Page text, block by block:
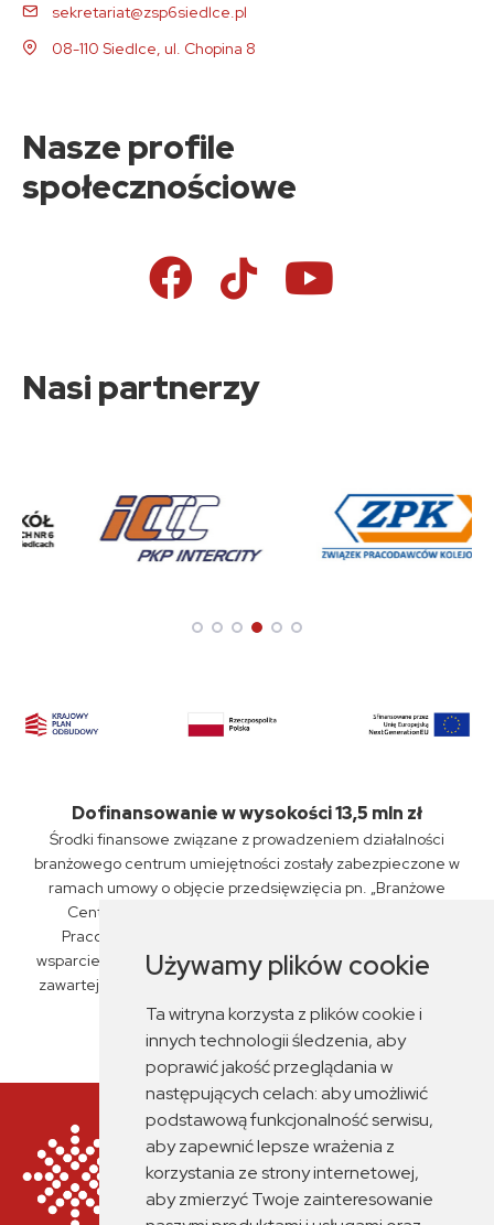
Używamy plików cookie
Ta witryna korzysta z plików cookie i
innych technologii śledzenia, aby
poprawić jakość przeglądania w
następujących celach:aby umożliwić
podstawową funkcjonalność serwisu,
aby zapewnić lepsze wrażenia z
korzystania ze strony internetowej,
aby zmierzyć Twoje zainteresowanie
sekretariat@zsp6siedlce.pl
08-110 Siedlce, ul. Chopina 8
Nasze profile
społecznościowe
Nasi partnerzy
Dofinansowanie w wysokości 13,5 mln zł
Środki finansowe związane z prowadzeniem działalności
branżowego centrum umiejętności zostały zabezpieczone w
ramach umowy o objęcie przedsięwzięcia pn. „Branżowe
Centrum Umiejętności „PKP Intercity” S.A., Związku
Pracodawców Kolejowych oraz ZSP nr 6 w Siedlcach"
wsparciem z planu rozwojowego nr KPO/22/1/BCU/U/0029,
zawartej przez Miasto Siedlce z Fundacją Rozwoju Systemu
Edukacji dnia 14 czerwca 2023 r.